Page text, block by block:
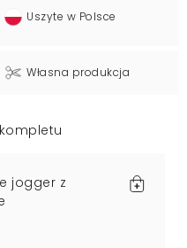
Uszyte w Polsce
Własna produkcja
jogger z